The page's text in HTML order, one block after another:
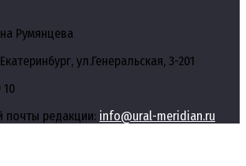
Румянцева
ул.Генеральская, 3-201
10
почты редакции: info@ural-meridian.ru